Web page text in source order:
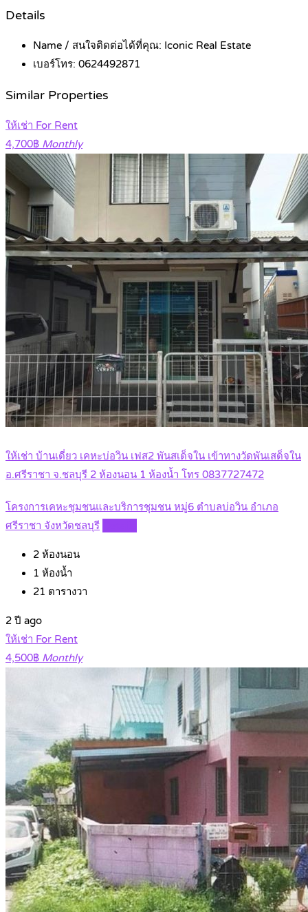
Details
Name / สนใจติดต่อได้ที่คุณ: Iconic Real Estate
เบอร์โทร: 0624492871
Similar Properties
ให้เช่า For Rent
4,700฿ Monthly
ให้เช่า บ้านเดี่ยว เคหะบ่อวิน เฟส2 พันสเด็จใน เข้าทางวัดพันเสด็จใน
อ.ศรีราชา จ.ชลบุรี 2 ห้องนอน 1 ห้องน้ำ โทร 0837727472
โครงการเคหะชุมชนและบริการชุมชน หมู่6 ตำบลบ่อวิน อำเภอ
ศรีราชา จังหวัดชลบุรี
2 ห้องนอน
1 ห้องน้ำ
21 ตารางวา
2 ปี ago
ให้เช่า For Rent
4,500฿ Monthly